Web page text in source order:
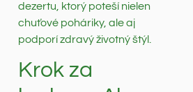
dezertu, ktorý poteší nielen
chuťové poháriky, ale aj
podporí zdravý životný štýl.
Krok za